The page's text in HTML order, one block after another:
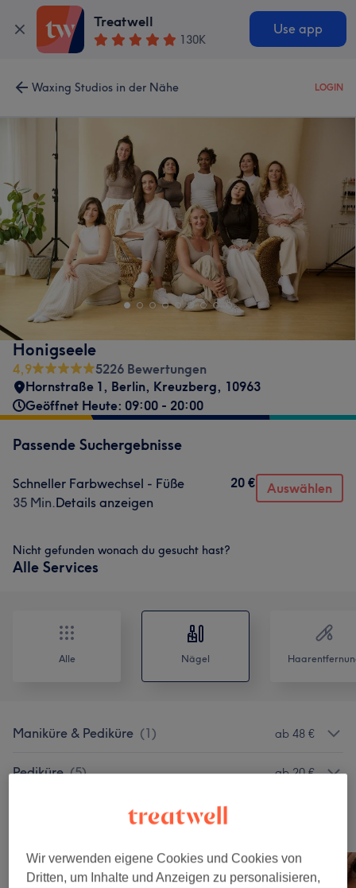
Treatwell
130K
Use app
Waxing Studios in der Nähe LOGIN
Honigseele
4,9
5226 Bewertungen
Hornstraße 1, Berlin, Kreuzberg, 10963
Geöffnet Heute: 09:00 - 20:00
Passende Suchergebnisse
Schneller Farbwechsel - Füße
35 Min.Details anzeigen
20 € Auswählen
Nicht gefunden wonach du gesucht hast?
Alle Services
Alle Nägel
Maniküre & Pediküre (1) ab 48 €
Pediküre (5) ab 20 €
Wir verwenden eigene Cookies und Cookies von
Dritten, um Inhalte und Anzeigen zu personalisieren,